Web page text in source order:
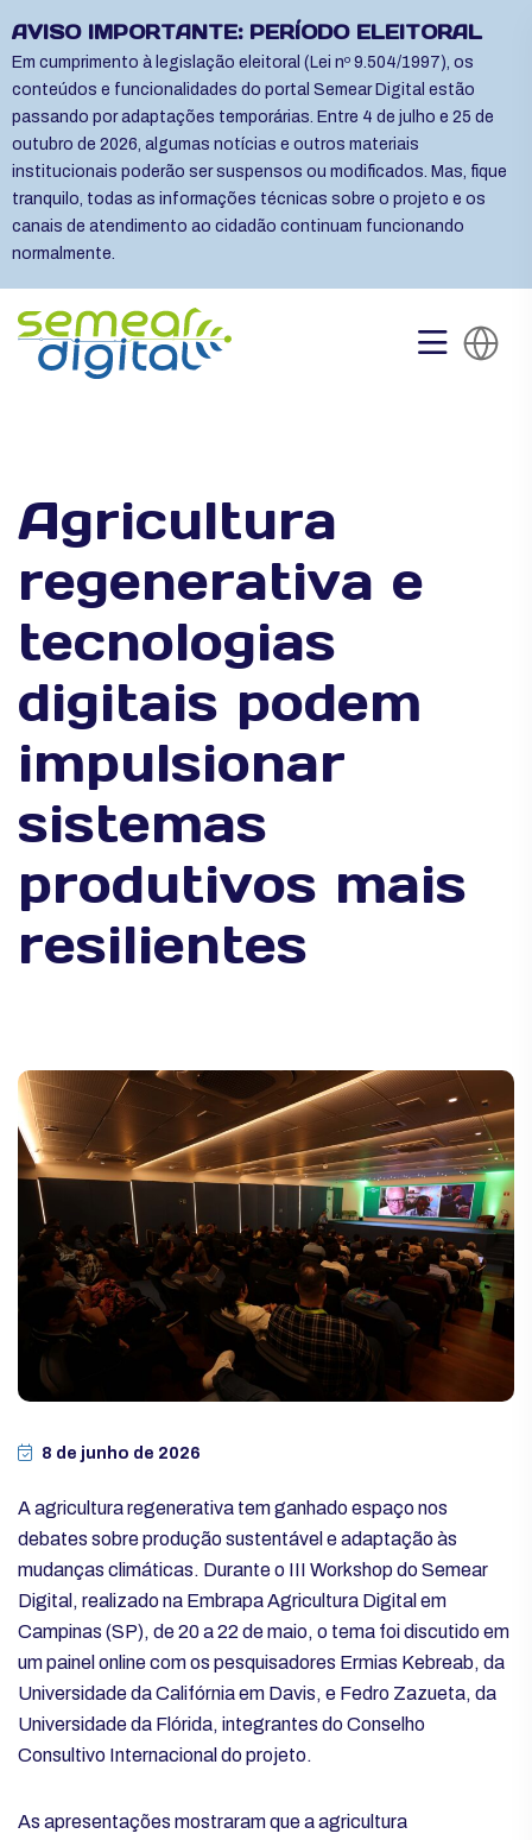
AVISO IMPORTANTE: PERÍODO ELEITORAL
Em cumprimento à legislação eleitoral (Lei nº 9.504/1997), os
conteúdos e funcionalidades do portal Semear Digital estão
passando por adaptações temporárias. Entre 4 de julho e 25 de
outubro de 2026, algumas notícias e outros materiais
institucionais poderão ser suspensos ou modificados. Mas, fique
tranquilo, todas as informações técnicas sobre o projeto e os
canais de atendimento ao cidadão continuam funcionando
normalmente.
Agricultura
regenerativa e
tecnologias
digitais podem
impulsionar
sistemas
produtivos mais
resilientes
8 de junho de 2026
A agricultura regenerativa tem ganhado espaço nos
debates sobre produção sustentável e adaptação às
mudanças climáticas. Durante o III Workshop do Semear
Digital, realizado na Embrapa Agricultura Digital em
Campinas (SP), de 20 a 22 de maio, o tema foi discutido em
um painel online com os pesquisadores Ermias Kebreab, da
Universidade da Califórnia em Davis, e Fedro Zazueta, da
Universidade da Flórida, integrantes do Conselho
Consultivo Internacional do projeto.
As apresentações mostraram que a agricultura